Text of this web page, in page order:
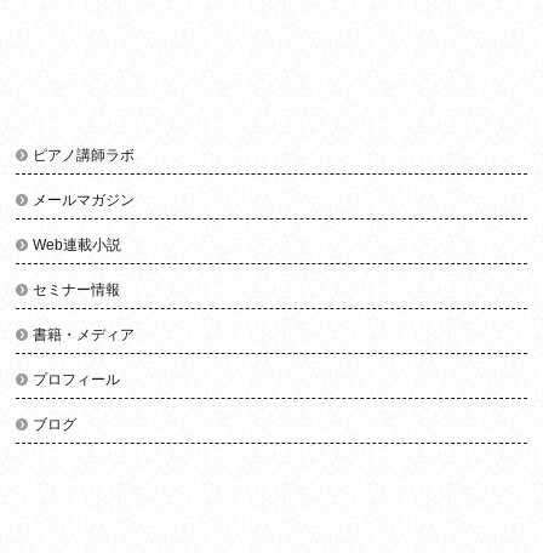
ピアノ講師ラボ
メールマガジン
Web連載小説
セミナー情報
書籍・メディア
プロフィール
ブログ